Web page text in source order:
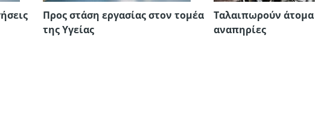
Προς στάση εργασίας στον τομέα
της Υγείας
Tαλαιπωρούν
αναπηρίες